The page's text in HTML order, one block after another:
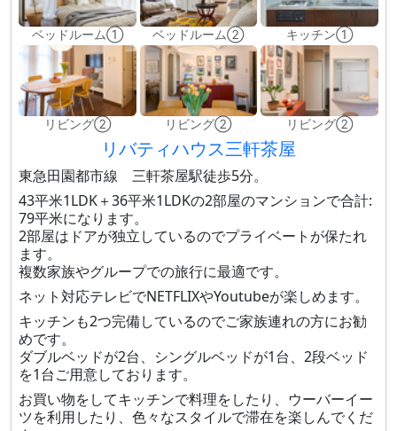
ベッドルーム① ベッドルーム② キッチン①
リビング② リビング② リビング②
リバティハウス三軒茶屋
東急田園都市線 三軒茶屋駅徒歩5分。
43平米1LDK＋36平米1LDKの2部屋のマンションで合計:
79平米になります。
2部屋はドアが独立しているのでプライベートが保たれ
ます。
複数家族やグループでの旅行に最適です。
ネット対応テレビでNETFLIXやYoutubeが楽しめます。
キッチンも2つ完備しているのでご家族連れの方にお勧
めです。
ダブルベッドが2台、シングルベッドが1台、2段ベッド
を1台ご用意しております。
お買い物をしてキッチンで料理をしたり、ウーバーイー
ツを利用したり、色々なスタイルで滞在を楽しんでくだ